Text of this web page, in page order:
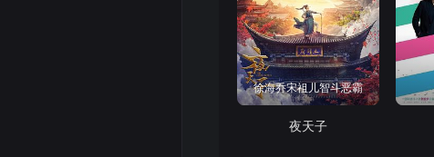
徐海乔宋祖儿智斗恶霸
夜天子